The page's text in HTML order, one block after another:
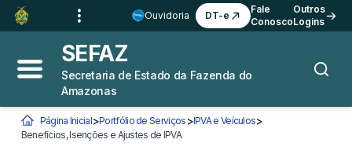
Ir para o
Conteúdo
Ir para a
Navegação 3
Ir para o
Rodapé 4
Ouvidoria DT-e
Fale
Conosco
Outros
Logins
Abrir menu principal
SEFAZ
Secretaria de Estado da Fazenda do
Amazonas
Você está aqui:
Página Inicial>Portfólio de Serviços >IPVA e Veículos>
Benefícios, Isenções e Ajustes de IPVAAlteração de Alíquota IPVA para Veículo